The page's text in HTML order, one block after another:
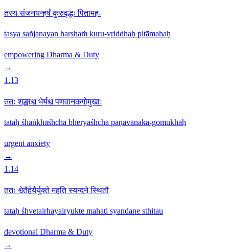
तस्य संजनयन्हर्षं कुरुवृद्धः पितामहः
tasya sañjanayan harṣhaṁ kuru-vṛiddhaḥ pitāmahaḥ
empowering Dharma & Duty
→
1.13
ततः शङ्खाश्च भेर्यश्च पणवानकगोमुखाः
tataḥ śhaṅkhāśhcha bheryaśhcha paṇavānaka-gomukhāḥ
urgent anxiety
→
1.14
ततः श्वेतैर्हयैर्युक्ते महति स्यन्दने स्थितौ
tataḥ śhvetairhayairyukte mahati syandane sthitau
devotional Dharma & Duty
→